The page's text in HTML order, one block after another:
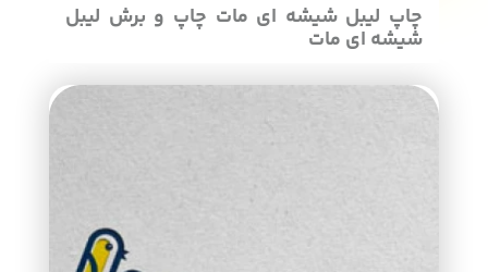
چاپ لیبل شیشه ای مات چاپ و برش لیبل
شیشه ای مات